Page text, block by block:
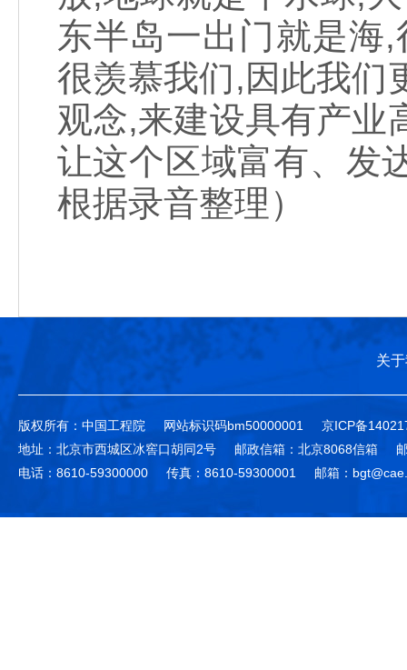
东半岛一出门就是海
很羡慕我们,因此我们
观念,来建设具有产业
让这个区域富有、发
根据录音整理）
关
版权所有：中国工程院 网站标识码bm50000001
京ICP备
地址：北京市西城区冰窖口胡同2号
邮政信箱：北京8068信箱
电话：8610-59300000
传真：8610-59300001 邮箱：